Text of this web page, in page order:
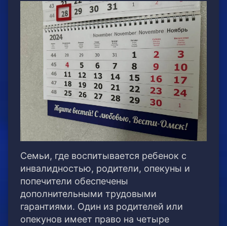
Семьи, где воспитывается ребенок с
инвалидностью, родители, опекуны и
попечители обеспечены
дополнительными трудовыми
гарантиями. Один из родителей или
опекунов имеет право на четыре